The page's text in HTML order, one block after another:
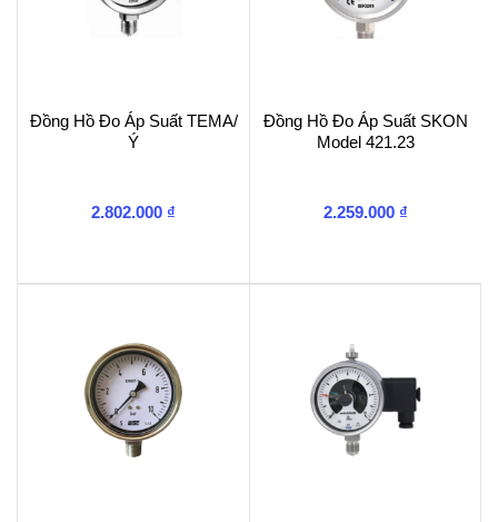
Đồng Hồ Đo Áp Suất TEMA/
Ý
2.802.000 ₫
Đồng Hồ Đo Áp Suất SKON
Model 421.23
2.259.000 ₫